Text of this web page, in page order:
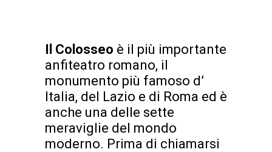
Il Colosseo è il più importante
anfiteatro romano, il
monumento più famoso d’
Italia, del Lazio e di Roma ed è
anche una delle sette
meraviglie del mondo
moderno. Prima di chiamarsi